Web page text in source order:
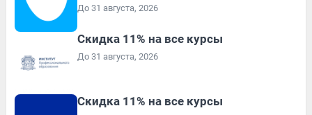
До 31 августа, 2026
Скидка 11% на все курсы
До 31 августа, 2026
Скидка 11% на все курсы